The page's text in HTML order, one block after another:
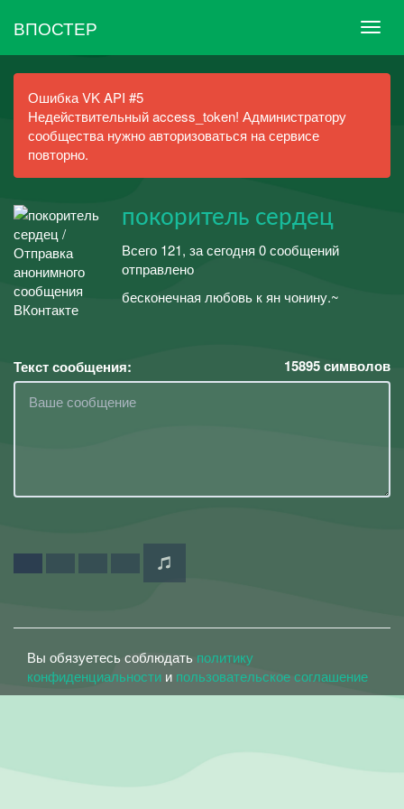
ВПОСТЕР
Ошибка VK API #5
Недействительный access_token! Администратору
сообщества нужно авторизоваться на сервисе
повторно.
покоритель сердец
Всего 121, за сегодня 0 сообщений
отправлено
бесконечная любовь к ян чонину.~
Текст сообщения: 15895символов
Вы обязуетесь соблюдать политику
конфиденциальности и пользовательское соглашение